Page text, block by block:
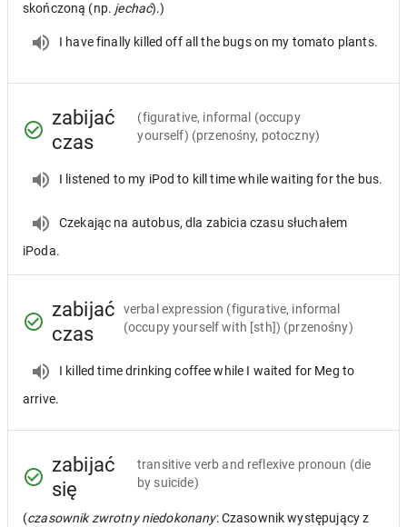
skończoną (np. jechać).)
I have finally killed off all the bugs on my tomato plants.
zabijać
czas
(figurative, informal (occupy
yourself) (przenośny, potoczny)
I listened to my iPod to kill time while waiting for the bus.
Czekając na autobus, dla zabicia czasu słuchałem
iPoda.
zabijać
czas
verbal expression (figurative, informal
(occupy yourself with [sth]) (przenośny)
I killed time drinking coffee while I waited for Meg to
arrive.
zabijać
się
transitive verb and reflexive pronoun (die
by suicide)
(czasownik zwrotny niedokonany: Czasownik występujący z